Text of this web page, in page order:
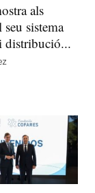
als
sistema
distribució...